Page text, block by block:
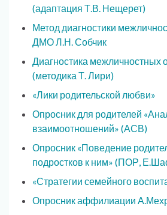
(адаптация Т.В. Нещерет)
Метод диагностики
ДМО Л.Н. Собчик
Диагностика межличностных
(методика Т. Лири)
«Лики родительской любви»
Опросник для родителей
взаимоотношений» (АСВ)
Опросник «Поведение
подростков к ним» (ПОР,
«Стратегии семейного
Опросник аффилиации